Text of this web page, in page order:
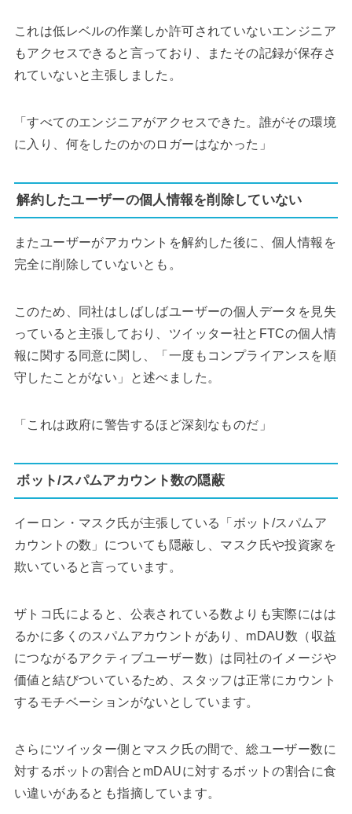
これは低レベルの作業しか許可されていないエンジニア
もアクセスできると言っており、またその記録が保存さ
れていないと主張しました。
「すべてのエンジニアがアクセスできた。誰がその環境
に入り、何をしたのかのロガーはなかった」
解約したユーザーの個人情報を削除していない
またユーザーがアカウントを解約した後に、個人情報を
完全に削除していないとも。
このため、同社はしばしばユーザーの個人データを見失
っていると主張しており、ツイッター社とFTCの個人情
報に関する同意に関し、「一度もコンプライアンスを順
守したことがない」と述べました。
「これは政府に警告するほど深刻なものだ」
ボット/スパムアカウント数の隠蔽
イーロン・マスク氏が主張している「ボット/スパムア
カウントの数」についても隠蔽し、マスク氏や投資家を
欺いていると言っています。
ザトコ氏によると、公表されている数よりも実際にはは
るかに多くのスパムアカウントがあり、mDAU数（収益
につながるアクティブユーザー数）は同社のイメージや
価値と結びついているため、スタッフは正常にカウント
するモチベーションがないとしています。
さらにツイッター側とマスク氏の間で、総ユーザー数に
対するボットの割合とmDAUに対するボットの割合に食
い違いがあるとも指摘しています。